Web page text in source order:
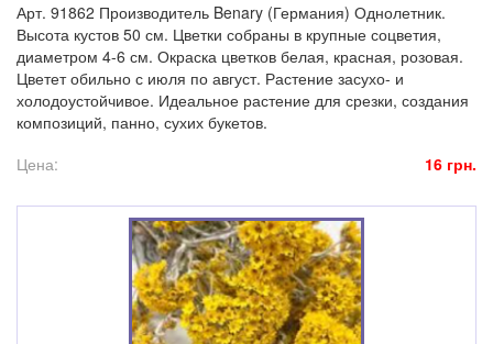
Арт. 91862 Производитель Benary (Германия) Однолетник.
Высота кустов 50 см. Цветки собраны в крупные соцветия,
диаметром 4-6 см. Окраска цветков белая, красная, розовая.
Цветет обильно с июля по август. Растение засухо- и
холодоустойчивое. Идеальное растение для срезки, создания
композиций, панно, сухих букетов.
Цена:
16 грн.